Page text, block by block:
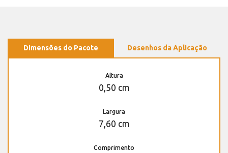
Dimensões do Pacote Desenhos da Aplicação
Altura
0,50 cm
Largura
7,60 cm
Comprimento